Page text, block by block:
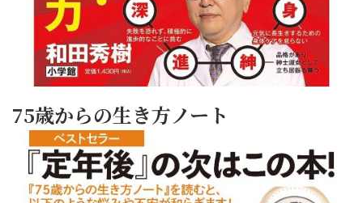
75歳からの生き方ノート